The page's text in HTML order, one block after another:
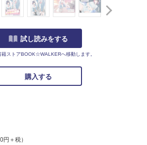
試し読みをする
ストアBOOK☆WALKERへ移動します。
購入する
円＋税）